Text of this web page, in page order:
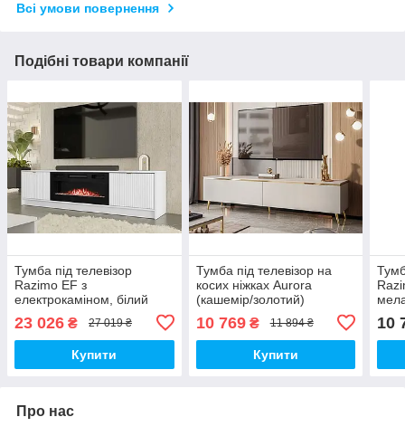
Всі умови повернення
Подібні товари компанії
Тумба під телевізор
Razimo EF з
електрокаміном, білий
23 026 ₴ 27 019 ₴
Купити
Тумба під телевізор на
косих ніжках Aurora
(кашемір/золотий)
10 769₴ 11 894 ₴
Купити
10
Про нас